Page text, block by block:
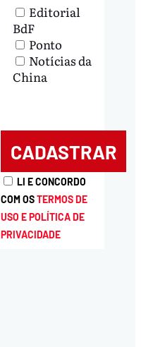
Editorial
BdF
Ponto
Notícias da
China
LI E CONCORDO
COM OSTERMOS DE
USO E POLÍTICA DE
PRIVACIDADE